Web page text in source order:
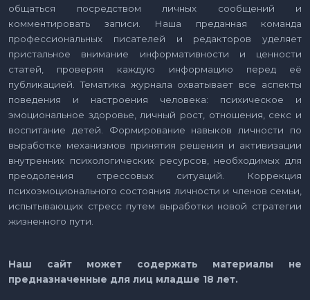
общаться посредством личных сообщений и
комментировать записи. Наша преданная команда
профессиональных писателей и редакторов уделяет
пристальное внимание информативности и ценности
статей, проверяя каждую информацию перед её
публикацией. Тематика журнала охватывает все аспекты
поведения и настроения человека: психическое и
эмоциональное здоровье, личный рост, отношения, секс и
воспитание детей. Формирование навыков личности по
выработке механизмов принятия решения и активизации
внутренних психологических ресурсов, необходимых для
преодоления стрессовых ситуаций. Коррекция
психоэмоционального состояния личности и членов семьи,
испытывающих стресс путем выработки новой стратегии
жизненного пути.
Наш сайт может содержать материалы не
предназначенные для лиц младше 18 лет.